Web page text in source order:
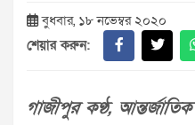
বুধবার, ১৮ নভেম্বর ২০২০
শেয়ার করুন:
গাজীপুর কণ্ঠ,